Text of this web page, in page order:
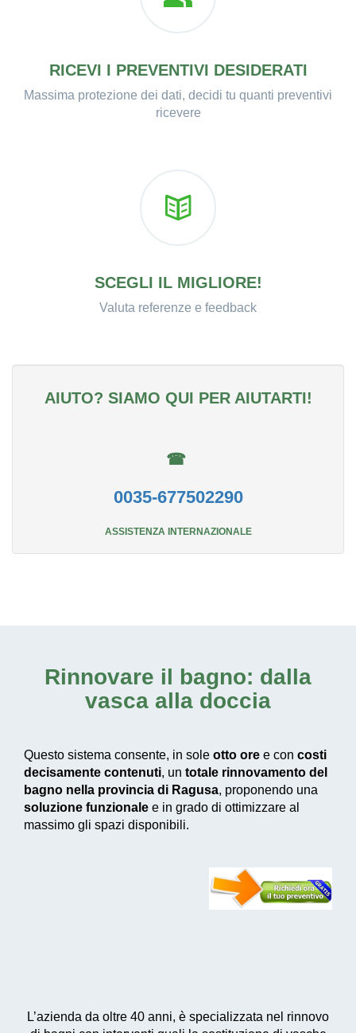
RICEVI I PREVENTIVI DESIDERATI
Massima protezione dei dati, decidi tu quanti preventivi
ricevere
SCEGLI IL MIGLIORE!
Valuta referenze e feedback
AIUTO? SIAMO QUI PER AIUTARTI!
☎
0035-677502290
ASSISTENZA INTERNAZIONALE
Rinnovare il bagno: dalla
vasca alla doccia
Questo sistema consente, in sole otto ore e con costi
decisamente contenuti, un totale rinnovamento del
bagno nella provincia di Ragusa, proponendo una
soluzione funzionale e in grado di ottimizzare al
massimo gli spazi disponibili.
L’azienda da oltre 40 anni, è specializzata nel rinnovo